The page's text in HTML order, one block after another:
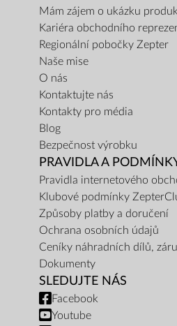
Mám zájem o ukázku
Kariéra obchodního
Regionální pobočky Zepter
Naše mise
O nás
Kontaktujte nás
Kontakty pro média
Blog
Bezpečnost výrobku
PRAVIDLA A
Pravidla internetového
Klubové podmínky
Způsoby platby a doručení
Ochrana osobních údajů
Ceníky náhradních dílů,
Dokumenty
SLEDUJTE NÁS
Facebook
Youtube